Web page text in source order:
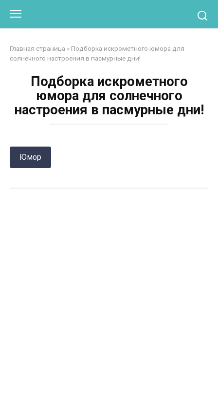
контенту
Главная страница » Подборка искрометного юмора для
солнечного настроения в пасмурные дни!
Подборка искрометного
юмора для солнечного
настроения в пасмурные дни!
Юмор